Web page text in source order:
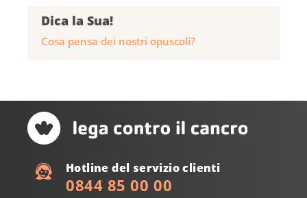
Dica la Sua!
Cosa pensa dei nostri opuscoli?
Hotline del servizio clienti
0844 85 00 00